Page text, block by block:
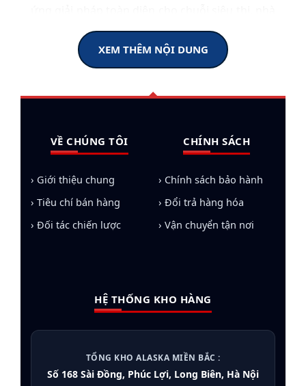
hàng, khách sạn và các dự án công nghiệp quy
mô lớn tại khu vực phía Bắc.
Danh mục sản phẩm chính & Giải
Chúng tôi cung cấp hệ sinh thái thiết bị điện
lạnh chuẩn Alaska, được kiểm định nghiêm
ngặt trước khi xuất kho:
Tủ đông Alaska
Đa dạng từ dòng 100L cho gia
đình đến 1200L cho nhà hàng, tích hợp Inverter
thu cho cửa hàng.
Cây nước nóng lạnh:Công nghệ lọc thông
Điều hòa Alaska:Giải pháp làm lạnh sâu, bền
XEM THÊM NỘI DUNG
VỀ CHÚNG TÔI
› Giới thiệu chung
› Tiêu chí bán hàng
› Đối tác chiến lược
CHÍNH SÁCH
› Chính sách bảo hành
› Đổi trả hàng hóa
› Vận chuyển tận nơi
HỆ THỐNG KHO HÀNG
TỔNG KHO ALASKA MIỀN BẮC :
Số 168 Sài Đồng, Phúc Lợi, Long Biên, Hà Nội